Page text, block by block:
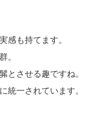
感も持てます。
。
とさせる趣ですね。
統一されています。